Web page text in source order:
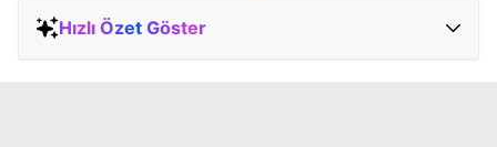
Hızlı Özet Göster